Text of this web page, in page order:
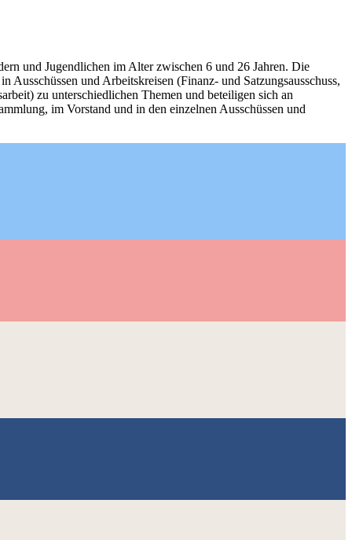
und Jugendlichen im Alter zwischen 6 und 26 Jahren. Die
Ausschüssen und Arbeitskreisen (Finanz- und Satzungsausschuss,
zu unterschiedlichen Themen und beteiligen sich an
im Vorstand und in den einzelnen Ausschüssen und